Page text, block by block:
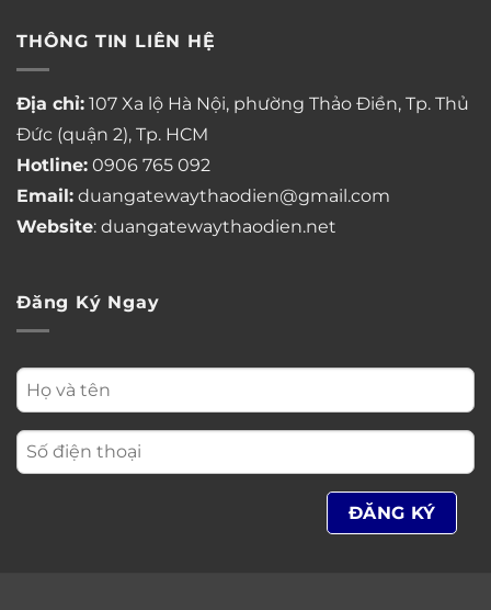
THÔNG TIN LIÊN HỆ
Địa chỉ: 107 Xa lộ Hà Nội, phường Thảo Điền, Tp. Thủ
Đức (quận 2), Tp. HCM
Hotline: 0906 765 092
Email: duangatewaythaodien@gmail.com
Website: duangatewaythaodien.net
Đăng Ký Ngay